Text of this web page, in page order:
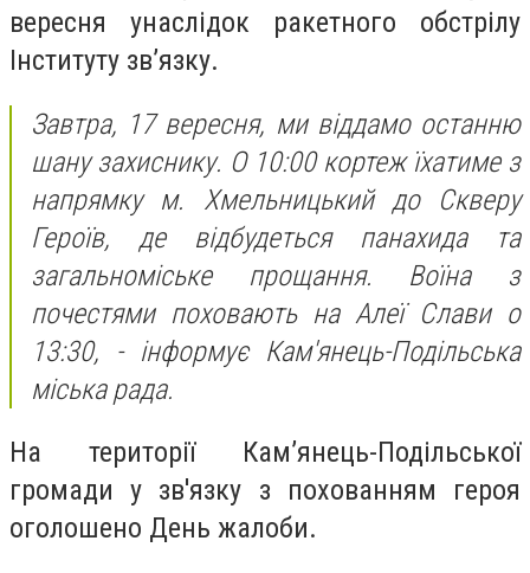
вересня унаслідок ракетного обстрілу
Інституту зв’язку.
Завтра, 17 вересня, ми віддамо останню
шану захиснику. О 10:00 кортеж їхатиме з
напрямку м. Хмельницький до Скверу
Героїв, де відбудеться панахида та
загальноміське прощання. Воїна з
почестями поховають на Алеї Слави о
13:30, - інформує Кам'янець-Подільська
міська рада.
На території Кам’янець-Подільської
громади у зв'язку з похованням героя
оголошено День жалоби.